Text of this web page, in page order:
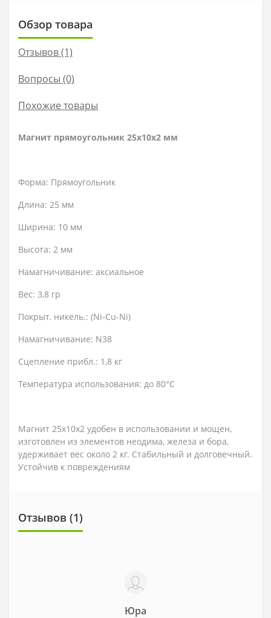
Обзор товара
Отзывов (1)
Вопросы (0)
Похожие товары
Магнит прямоугольник 25х10х2 мм
Форма: Прямоугольник
Длина: 25 мм
Ширина: 10 мм
Высота: 2 мм
Намагничивание: аксиальное
Вес: 3,8 гр
Покрыт. никель.: (Ni-Cu-Ni)
Намагничивание: N38
Сцепление прибл.: 1,8 кг
Температура использования: до 80°C
Магнит 25х10х2 удобен в использовании и мощен,
изготовлен из элементов неодима, железа и бора,
удерживает вес около 2 кг. Стабильный и долговечный.
Устойчив к повреждениям
Отзывов (1)
Юра